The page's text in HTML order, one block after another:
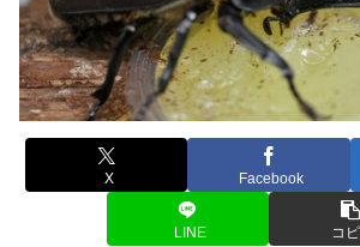
X Facebook
LINE コ